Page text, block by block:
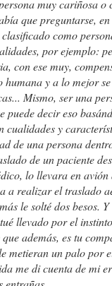
muy cariñosa o
que preguntarse,
como
por ejemplo:
con ese muy,
humana y a lo mejor
Mismo, ser una
decir eso
y
de una persona
de un paciente
lo llevara en
a realizar el traslado
le solté dos besos.
llevado por el
además, es tu
metieran un palo por
me di cuenta de mi